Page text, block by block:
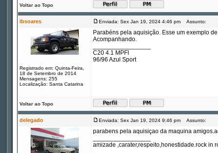
Voltar ao Topo
lbsoares Enviada: Sex Jan 19, 2024 4:46 pm Assunto:
Registrado em: Quinta-Feira,
18 de Setembro de 2014
Mensagens: 255
Localização: Santa Catarina
Parabéns pela aquisição. Esse um exemplo
Acompanhando.
C20 4.1 MPFI
96/96 Azul Sport
Voltar ao Topo
delegado Enviada: Sex Jan 19, 2024 9:46 pm Assunto:
parabens pela aquisiçao da maquina
amizade ,carater,respeito,honestidade.rock in